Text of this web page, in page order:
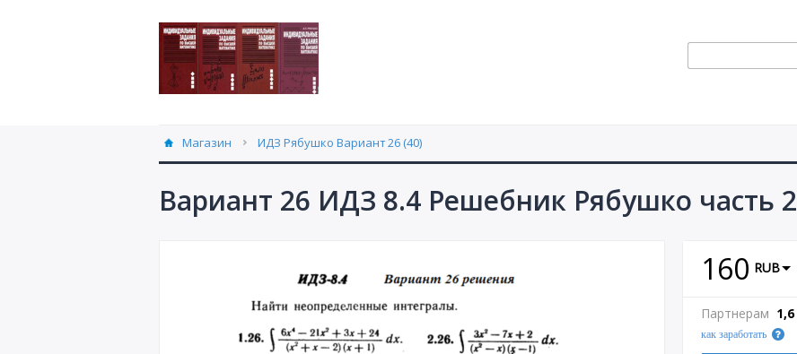
Магазин ИДЗ Рябушко Вариант 26 (40)
Вариант 26 ИДЗ 8.4 Решебник Рябушко часть 2
160 RUB
Партнерам 1,6
как заработать